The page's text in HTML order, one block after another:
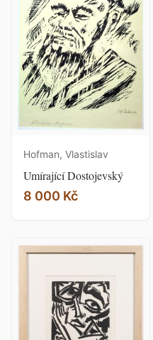
Hofman, Vlastislav
Umírající Dostojevský
8 000 Kč